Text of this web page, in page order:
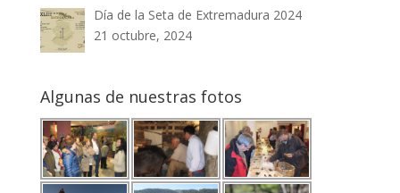
Día de la Seta de Extremadura 2024
21 octubre, 2024
Algunas de nuestras fotos